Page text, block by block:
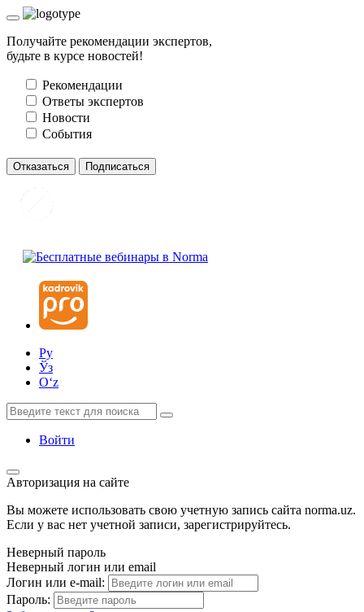
Получайте рекомендации экспертов,
будьте в курсе новостей!
Рекомендации
Ответы экспертов
Новости
События
Отказаться Подписаться
Ру
Ўз
Oʻz
Войти
Авторизация на сайте
Вы можете использовать свою учетную запись сайта norma.uz.
Если у вас нет учетной записи, зарегистрируйтесь.
Неверный пароль
Неверный логин или email
Логин или e-mail:
Пароль: